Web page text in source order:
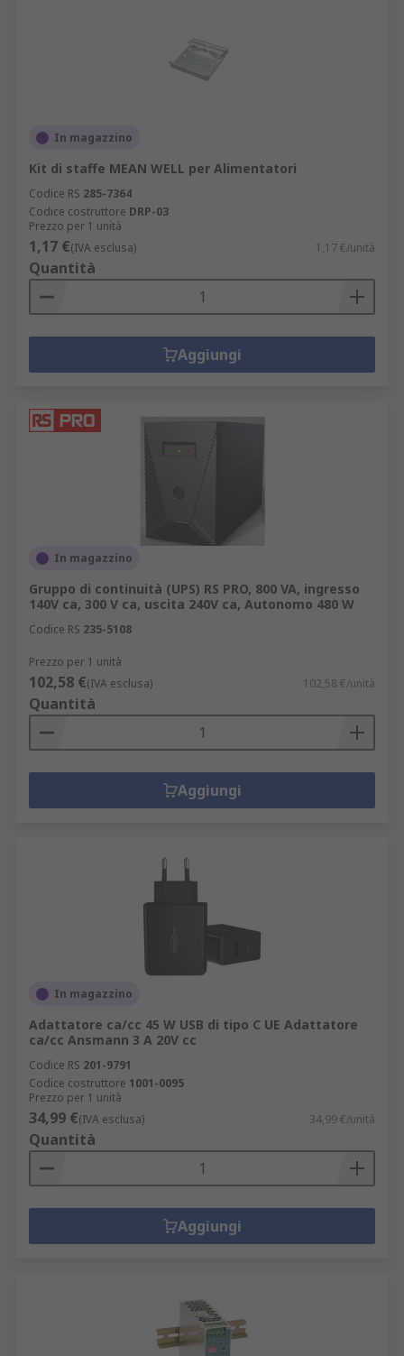
In magazzino
Kit di staffe MEAN WELL per Alimentatori
Codice RS 285-7364
Codice costruttore DRP-03
Prezzo per 1 unità
1,17 €(IVA esclusa) 1,17 €/unità
Quantità
Aggiungi
In magazzino
Gruppo di continuità (UPS) RS PRO, 800 VA, ingresso
140V ca, 300 V ca, uscita 240V ca, Autonomo 480 W
Codice RS 235-5108
Prezzo per 1 unità
102,58 €(IVA esclusa) 102,58 €/unità
Quantità
Aggiungi
In magazzino
Adattatore ca/cc 45 W USB di tipo C UE Adattatore
ca/cc Ansmann 3 A 20V cc
Codice RS 201-9791
Codice costruttore 1001-0095
Prezzo per 1 unità
34,99 €(IVA esclusa) 34,99 €/unità
Quantità
Aggiungi